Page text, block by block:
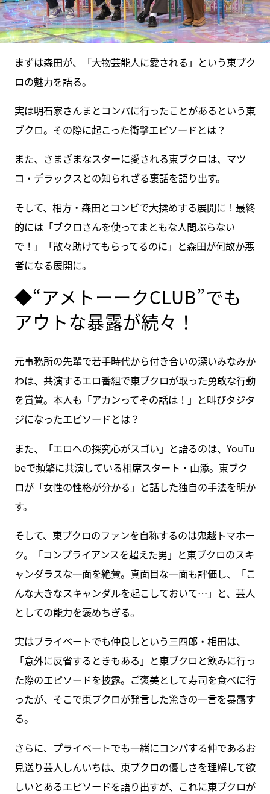
まずは森田が、「大物芸能人に愛される」という東ブク
ロの魅力を語る。
実は明石家さんまとコンパに行ったことがあるという東
ブクロ。その際に起こった衝撃エピソードとは？
また、さまざまなスターに愛される東ブクロは、マツ
コ・デラックスとの知られざる裏話を語り出す。
そして、相方・森田とコンビで大揉めする展開に！最終
的には「ブクロさんを使ってまともな人間ぶらない
で！」「散々助けてもらってるのに」と森田が何故か悪
者になる展開に。
◆“アメトーークCLUB”でも
アウトな暴露が続々！
元事務所の先輩で若手時代から付き合いの深いみなみか
わは、共演するエロ番組で東ブクロが取った勇敢な行動
を賞賛。本人も「アカンってその話は！」と叫びタジタ
ジになったエピソードとは？
また、「エロへの探究心がスゴい」と語るのは、YouTu
beで頻繁に共演している相席スタート・山添。東ブク
ロが「女性の性格が分かる」と話した独自の手法を明か
す。
そして、東ブクロのファンを自称するのは鬼越トマホー
ク。「コンプライアンスを超えた男」と東ブクロのスキ
ャンダラスな一面を絶賛。真面目な一面も評価し、「こ
んな大きなスキャンダルを起こしておいて…」と、芸人
としての能力を褒めちぎる。
実はプライベートでも仲良しという三四郎・相田は、
「意外に反省するときもある」と東ブクロと飲みに行っ
た際のエピソードを披露。ご褒美として寿司を食べに行
ったが、そこで東ブクロが発言した驚きの一言を暴露す
る。
さらに、プライベートでも一緒にコンパする仲であるお
見送り芸人しんいちは、東ブクロの優しさを理解して欲
しいとあるエピソードを語り出すが、これに東ブクロが